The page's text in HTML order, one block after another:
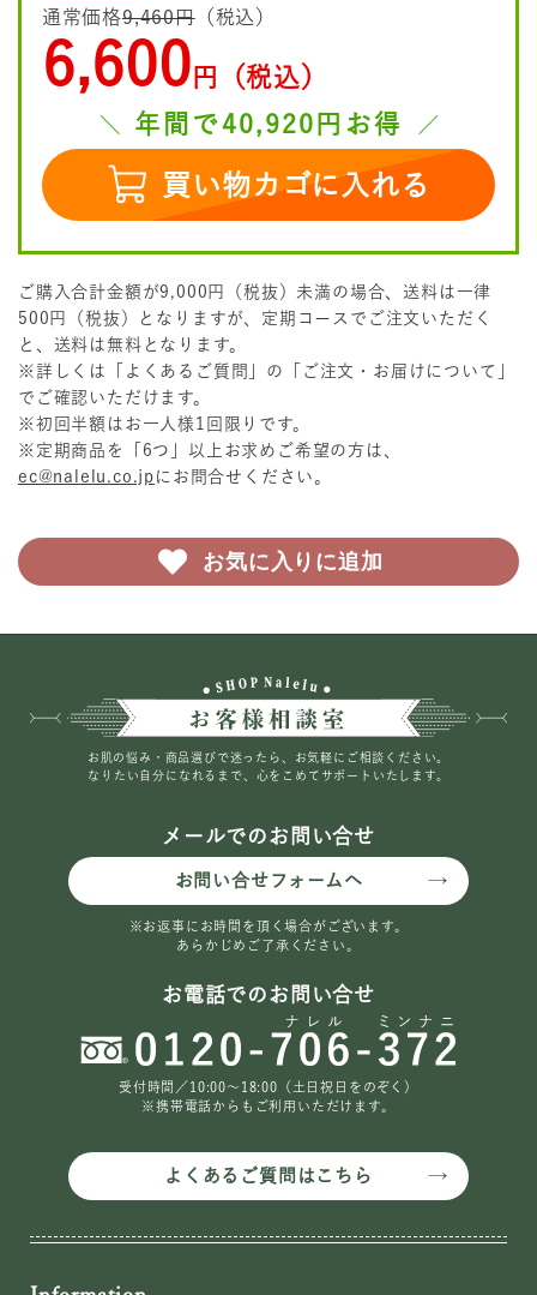
通常価格9,460円（税込）
6,600 円（税込）
年間で40,920円お得
買い物カゴに入れる
ご購入合計金額が9,000円（税抜）未満の場合、送料は一律
500円（税抜）となりますが、定期コースでご注文いただく
と、送料は無料となります。
※詳しくは「よくあるご質問」の「ご注文・お届けについて」
でご確認いただけます。
※初回半額はお一人様1回限りです。
※定期商品を「6つ」以上お求めご希望の方は、
ec@nalelu.co.jp にお問合せください。
お気に入りに追加
お肌の悩み・商品選びで迷ったら、お気軽にご相談ください。
なりたい自分になれるまで、心をこめてサポートいたします。
メールでのお問い合せ
お問い合せフォームへ
※お返事にお時間を頂く場合がございます。
あらかじめご了承ください。
お電話でのお問い合せ
受付時間／10:00〜18:00（土日祝日をのぞく）
※携帯電話からもご利用いただけます。
よくあるご質問はこちら